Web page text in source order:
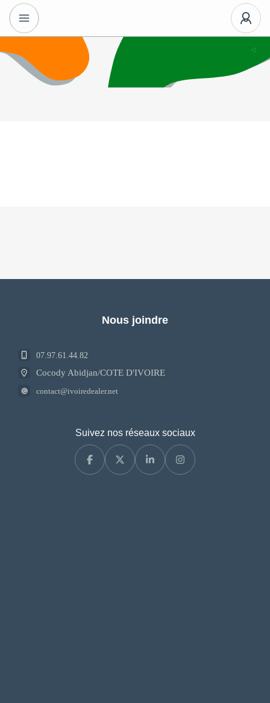
Nous joindre
07.97.61.44.82
Cocody Abidjan/COTE D'IVOIRE
contact@ivoiredealer.net
Suivez nos réseaux sociaux